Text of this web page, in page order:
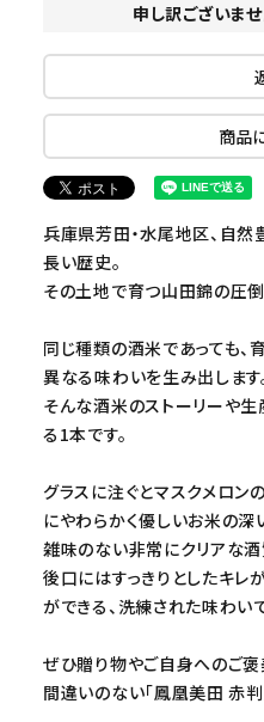
申し訳ございま
商品
兵庫県芳田・水尾地区、自
長い歴史。
その土地で育つ山田錦の圧
同じ種類の酒米であっても、
異なる味わいを生み出します
そんな酒米のストーリーや
る1本です。
グラスに注ぐとマスクメロン
にやわらかく優しいお米の深
雑味のない非常にクリアな酒
後口にはすっきりとしたキレ
ができる、洗練された味わいで
ぜひ贈り物やご自身へのご褒
間違いのない「鳳凰美田 赤